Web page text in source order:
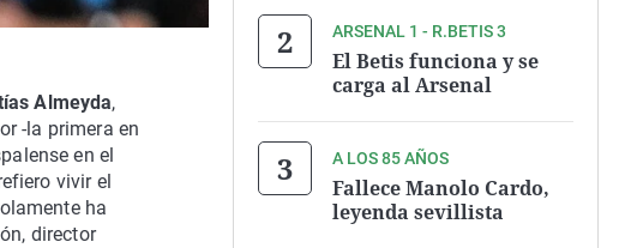
Almeyda,
-la primera en
en el
vivir el
ha
director
ARSENAL 1 - R.BETIS 3
El Betis funciona y se
carga al Arsenal
A LOS 85 AÑOS
Fallece Manolo Cardo,
leyenda sevillista